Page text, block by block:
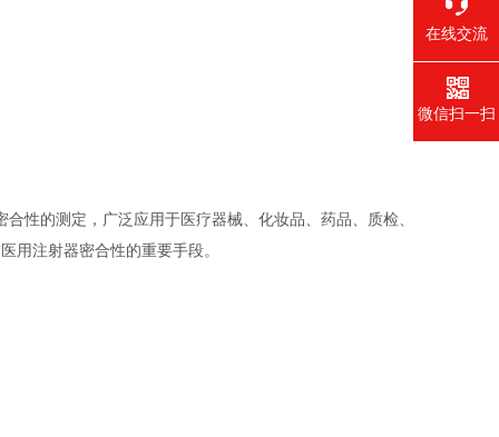
性的测定，广泛应用于医疗器械、化妆品、药品、质检、
用注射器密合性的重要手段。
在线交流
微信扫一扫